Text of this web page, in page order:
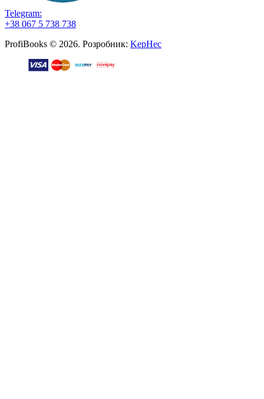
Telegram:
+38 067 5 738 738
ProfiBooks © 2026. Розробник: KepHec